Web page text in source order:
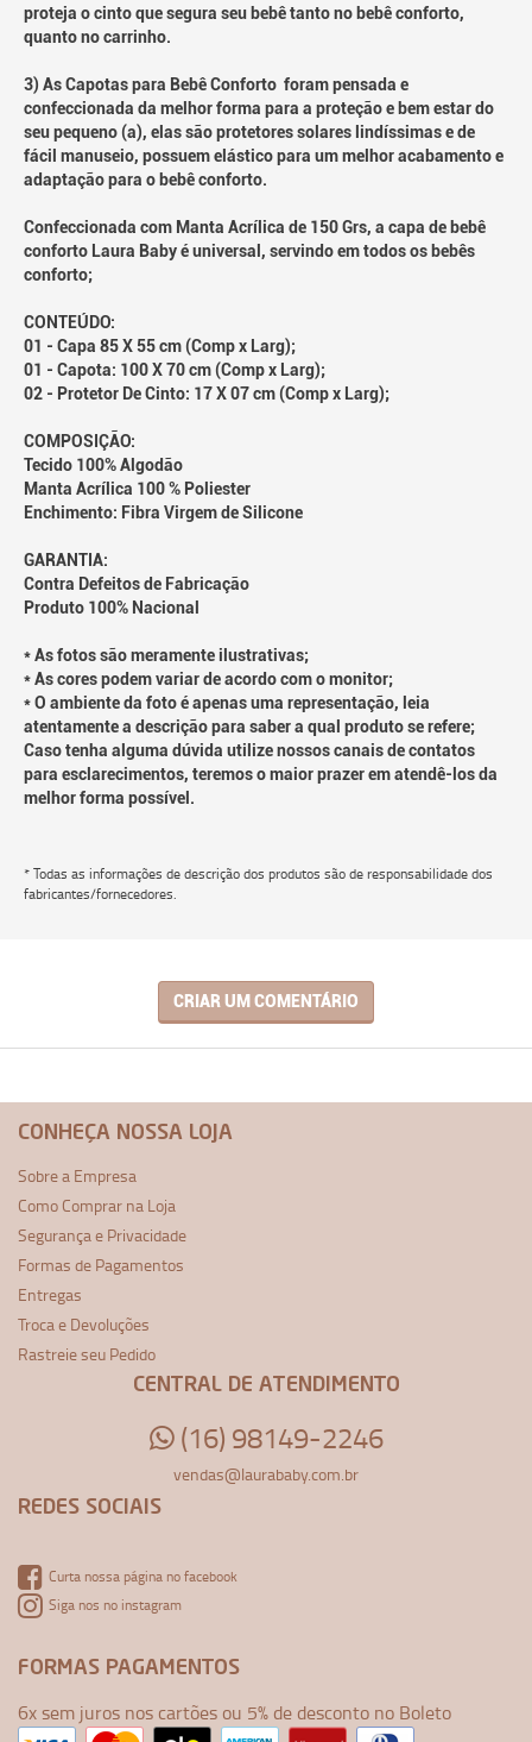
proteja o cinto que segura seu bebê tanto no bebê conforto,
quanto no carrinho.
3) As Capotas para Bebê Conforto foram pensada e
confeccionada da melhor forma para a proteção e bem estar do
seu pequeno (a), elas são protetores solares lindíssimas e de
fácil manuseio, possuem elástico para um melhor acabamento e
adaptação para o bebê conforto.
Confeccionada com Manta Acrílica de 150 Grs, a capa de bebê
conforto Laura Baby é universal, servindo em todos os bebês
conforto;
CONTEÚDO:
01 - Capa 85 X 55 cm (Comp x Larg);
01 - Capota: 100 X 70 cm (Comp x Larg);
02 - Protetor De Cinto: 17 X 07 cm (Comp x Larg);
COMPOSIÇÃO:
Tecido 100% Algodão
Manta Acrílica 100 % Poliester
Enchimento: Fibra Virgem de Silicone
GARANTIA:
Contra Defeitos de Fabricação
Produto 100% Nacional
* As fotos são meramente ilustrativas;
* As cores podem variar de acordo com o monitor;
* O ambiente da foto é apenas uma representação, leia
atentamente a descrição para saber a qual produto se refere;
Caso tenha alguma dúvida utilize nossos canais de contatos
para esclarecimentos, teremos o maior prazer em atendê-los da
melhor forma possível.
* Todas as informações de descrição dos produtos são de responsabilidade dos
fabricantes/fornecedores.
CRIAR UM COMENTÁRIO
CONHEÇA NOSSA LOJA
Sobre a Empresa
Como Comprar na Loja
Segurança e Privacidade
Formas de Pagamentos
Entregas
Troca e Devoluções
Rastreie seu Pedido
CENTRAL DE ATENDIMENTO
(16) 98149-2246
vendas@laurababy.com.br
REDES SOCIAIS
Curta nossa página no facebook
Siga nos no instagram
FORMAS PAGAMENTOS
6x sem juros nos cartões ou 5% de desconto no Boleto